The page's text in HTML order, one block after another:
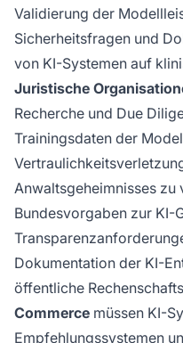
Validierung der
Sicherheitsfragen und
von KI-Systemen auf
Juristische
Recherche und Due
Trainingsdaten der
Anwaltsgeheimnisses zu
Bundesvorgaben zur KI-
Dokumentation der KI-
öffentliche
Commerce müssen KI-
Empfehlungssystemen